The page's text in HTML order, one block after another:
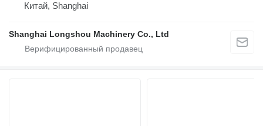
Китай, Shanghai
Shanghai Longshou Machinery Co., Ltd